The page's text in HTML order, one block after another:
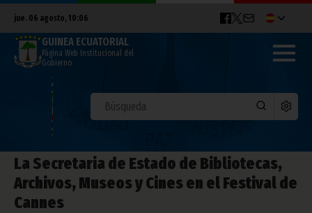
jue. 06 agosto, 10:06
GUINEA ECUATORIAL
Página Web Institucional del
Gobierno
La Secretaria de Estado de Bibliotecas,
Archivos, Museos y Cines en el Festival de
Cannes